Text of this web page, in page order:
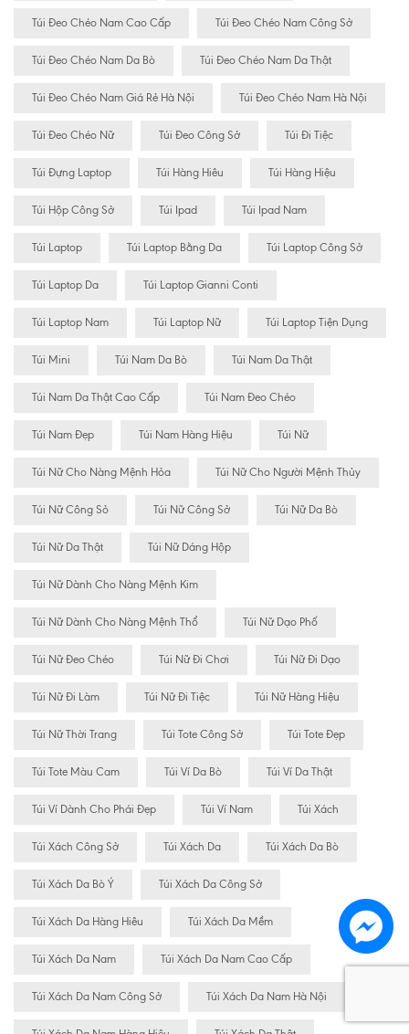
Túi Đeo Chéo Nam Cao Cấp Túi Đeo Chéo Nam Công Sở
Túi Đeo Chéo Nam Da Bò Túi Đeo Chéo Nam Da Thật
Túi Đeo Chéo Nam Giá Rẻ Hà Nội Túi Đeo Chéo Nam Hà Nội
Túi Đeo Chéo Nữ Túi Đeo Công Sở Túi Đi Tiệc
Túi Đựng Laptop Túi Hàng Hiêu Túi Hàng Hiệu
Túi Hộp Công Sở Túi Ipad Túi Ipad Nam
Túi Laptop Túi Laptop Bằng Da Túi Laptop Công Sở
Túi Laptop Da Túi Laptop Gianni Conti
Túi Laptop Nam Túi Laptop Nữ Túi Laptop Tiện Dụng
Túi Mini Túi Nam Da Bò Túi Nam Da Thật
Túi Nam Da Thật Cao Cấp Túi Nam Đeo Chéo
Túi Nam Đẹp Túi Nam Hàng Hiệu Túi Nữ
Túi Nữ Cho Nàng Mệnh Hỏa Túi Nữ Cho Người Mệnh Thủy
Túi Nữ Công Sỏ Túi Nữ Công Sở Túi Nữ Da Bò
Túi Nữ Da Thật Túi Nữ Dáng Hộp
Túi Nữ Dành Cho Nàng Mệnh Kim
Túi Nữ Dành Cho Nàng Mệnh Thổ Túi Nữ Dạo Phố
Túi Nữ Đeo Chéo Túi Nữ Đi Chơi Túi Nữ Đi Dạo
Túi Nữ Đi Làm Túi Nữ Đi Tiệc Túi Nữ Hàng Hiệu
Túi Nữ Thời Trang Túi Tote Công Sở Túi Tote Đẹp
Túi Tote Màu Cam Túi Ví Da Bò Túi Ví Da Thật
Túi Ví Dành Cho Phái Đẹp Túi Ví Nam Túi Xách
Túi Xách Công Sở Túi Xách Da Túi Xách Da Bò
Túi Xách Da Bò Ý Túi Xách Da Công Sở
Túi Xách Da Hàng Hiêu Túi Xách Da Mềm
Túi Xách Da Nam Túi Xách Da Nam Cao Cấp
Túi Xách Da Nam Công Sở Túi Xách Da Nam Hà Nội